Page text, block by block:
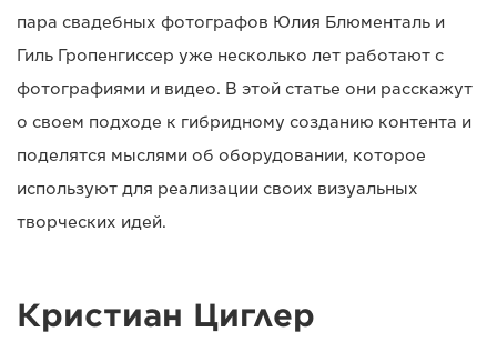
пара свадебных фотографов Юлия Блюменталь и
Гиль Гропенгиссер уже несколько лет работают с
фотографиями и видео. В этой статье они расскажут
о своем подходе к гибридному созданию контента и
поделятся мыслями об оборудовании, которое
используют для реализации своих визуальных
творческих идей.
Кристиан Циглер